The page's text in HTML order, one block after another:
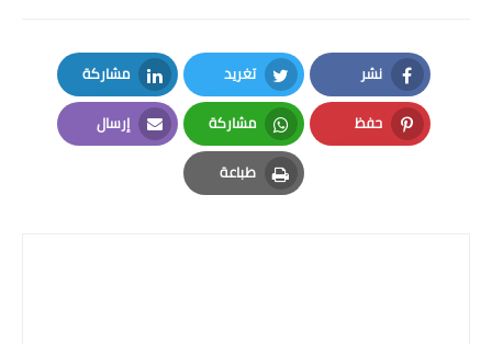
نشر
Facebook
تغريد
Twitter
مشاركة
LinkedIn
حفظ
Pinterest
مشاركة
Whatsapp
إرسال
Email
طباعة
Print